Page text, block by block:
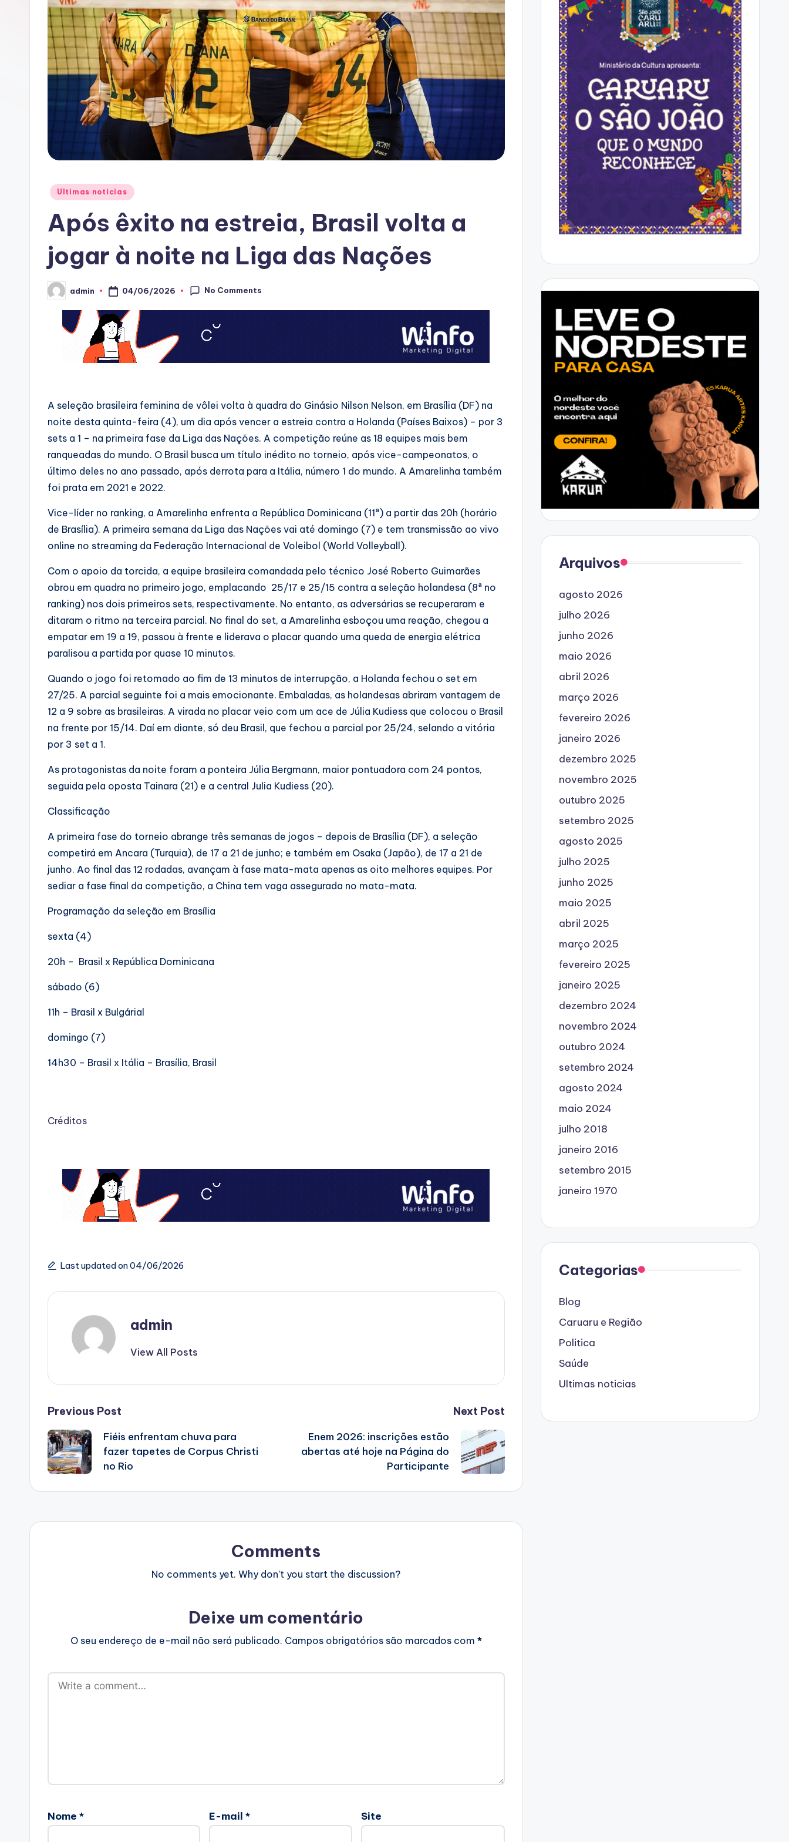
A
C
Posted
Ultimas noticias
Após êxito na estreia, Brasil volta a
jogar à noite na Liga das Nações
Posted
by
admin 04/06/2026 No Comments
A seleção brasileira feminina de vôlei volta à quadra do Ginásio Nilson Nelson, em Brasília (DF) na
noite desta quinta-feira (4), um dia após vencer a estreia contra a Holanda (Países Baixos) – por 3
sets a 1 – na primeira fase da Liga das Nações. A competição reúne as 18 equipes mais bem
ranqueadas do mundo. O Brasil busca um título inédito no torneio, após vice-campeonatos, o
último deles no ano passado, após derrota para a Itália, número 1 do mundo. A Amarelinha também
foi prata em 2021 e 2022.
Vice-líder no ranking, a Amarelinha enfrenta a República Dominicana (11ª) a partir das 20h (horário
de Brasília). A primeira semana da Liga das Nações vai até domingo (7) e tem transmissão ao vivo
online no streaming da Federação Internacional de Voleibol (World Volleyball).
Com o apoio da torcida, a equipe brasileira comandada pelo técnico José Roberto Guimarães
obrou em quadra no primeiro jogo, emplacando 25/17 e 25/15 contra a seleção holandesa (8ª no
ranking) nos dois primeiros sets, respectivamente. No entanto, as adversárias se recuperaram e
ditaram o ritmo na terceira parcial. No final do set, a Amarelinha esboçou uma reação, chegou a
empatar em 19 a 19, passou à frente e liderava o placar quando uma queda de energia elétrica
paralisou a partida por quase 10 minutos.
Quando o jogo foi retomado ao fim de 13 minutos de interrupção, a Holanda fechou o set em
27/25. A parcial seguinte foi a mais emocionante. Embaladas, as holandesas abriram vantagem de
12 a 9 sobre as brasileiras. A virada no placar veio com um ace de Júlia Kudiess que colocou o Brasil
na frente por 15/14. Daí em diante, só deu Brasil, que fechou a parcial por 25/24, selando a vitória
por 3 set a 1.
As protagonistas da noite foram a ponteira Júlia Bergmann, maior pontuadora com 24 pontos,
seguida pela oposta Tainara (21) e a central Julia Kudiess (20).
Classificação
A primeira fase do torneio abrange três semanas de jogos – depois de Brasília (DF), a seleção
competirá em Ancara (Turquia), de 17 a 21 de junho; e também em Osaka (Japão), de 17 a 21 de
junho. Ao final das 12 rodadas, avançam à fase mata-mata apenas as oito melhores equipes. Por
sediar a fase final da competição, a China tem vaga assegurada no mata-mata.
Programação da seleção em Brasília
sexta (4)
20h – Brasil x República Dominicana
sábado (6)
11h – Brasil x Bulgárial
domingo (7)
14h30 – Brasil x Itália – Brasília, Brasil
Créditos
Last updated on 04/06/2026
admin
View All Posts
Post
navigation
Previous Post
Fiéis enfrentam chuva para
fazer tapetes de Corpus Christi
no Rio
Next Post
Enem 2026: inscrições estão
abertas até hoje na Página do
Participante
Comments
No comments yet. Why don’t you start the discussion?
Deixe um comentário
O seu endereço de e-mail não será publicado. Campos obrigatórios são marcados com *
Nome * E-mail * Site
Arquivos
agosto 2026
julho 2026
junho 2026
maio 2026
abril 2026
março 2026
fevereiro 2026
janeiro 2026
dezembro 2025
novembro 2025
outubro 2025
setembro 2025
agosto 2025
julho 2025
junho 2025
maio 2025
abril 2025
março 2025
fevereiro 2025
janeiro 2025
dezembro 2024
novembro 2024
outubro 2024
setembro 2024
agosto 2024
maio 2024
julho 2018
janeiro 2016
setembro 2015
janeiro 1970
Categorias
Blog
Caruaru e Região
Politica
Saúde
Ultimas noticias